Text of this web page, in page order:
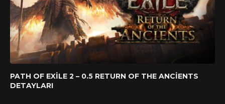
PATH OF EXILE 2 – 0.5 RETURN OF THE ANCIENTS
DETAYLARI